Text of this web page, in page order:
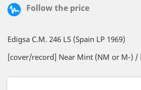
Follow the price
Edigsa C.M. 246 LS (Spain LP 1969)
[cover/record] Near Mint (NM or M-) /